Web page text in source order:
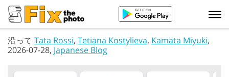
沿って Tata Rossi, Tetiana Kostylieva, Kamata Miyuki,
2026-07-28, Japanese Blog